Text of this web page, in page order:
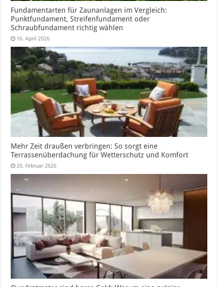
Fundamentarten für Zaunanlagen im Vergleich:
Punktfundament, Streifenfundament oder
Schraubfundament richtig wählen
16. April 2026
Mehr Zeit draußen verbringen: So sorgt eine
Terrassenüberdachung für Wetterschutz und Komfort
20. Februar 2026